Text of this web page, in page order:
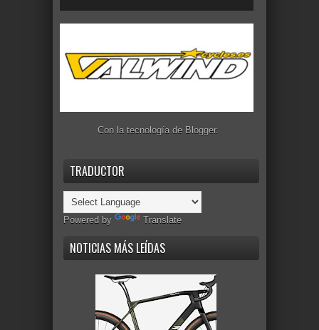
Con la tecnología de Blogger.
TRADUCTOR
Powered by Translate
NOTICIAS MÁS LEÍDAS